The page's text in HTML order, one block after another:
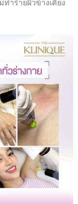
ำร้ายผิวข้างเคียง